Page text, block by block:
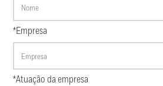
*Empresa
*Atuação da empresa